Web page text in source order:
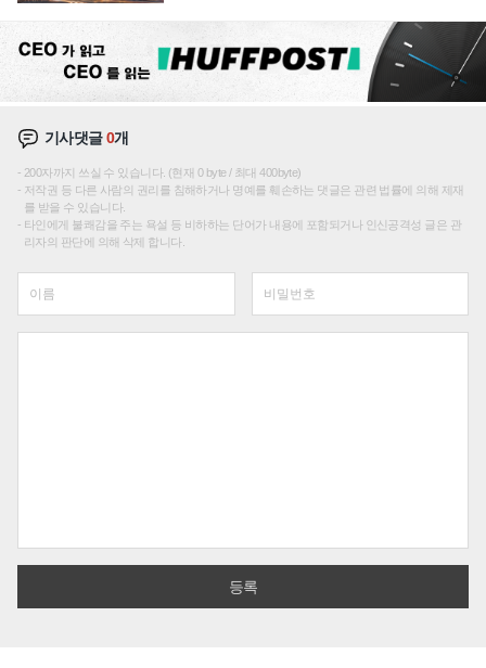
기사댓글0개
200자까지 쓰실 수 있습니다. (현재 0 byte / 최대 400byte)
저작권 등 다른 사람의 권리를 침해하거나 명예를 훼손하는 댓글은 관련 법률에 의해 제재
를 받을 수 있습니다.
타인에게 불쾌감을 주는 욕설 등 비하하는 단어가 내용에 포함되거나 인신공격성 글은 관
리자의 판단에 의해 삭제 합니다.